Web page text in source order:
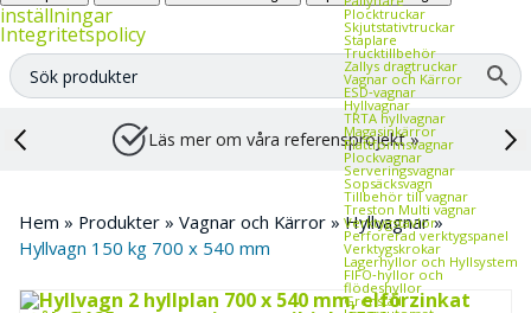
inställningar
Integritetspolicy
Plocktruckar
Skjutstativtruckar
Staplare
Trucktillbehör
Zallys dragtruckar
Vagnar och Kärror
ESD‑vagnar
Hyllvagnar
TRTA hyllvagnar
Magasinkärror
Plattformsvagnar
Plockvagnar
Serveringsvagnar
Sopsäcksvagn
Tillbehör till vagnar
Treston Multi vagnar
Verktygstavlor
Perforerad verktygspanel
Verktygskrokar
Lagerhyllor och Hyllsystem
FIFO‑hyllor och
flödeshyllor
Grenställ
Läs mer om våra referensprojekt »
Hem » Produkter » Vagnar och Kärror »Hyllvagnar»
Hyllvagn 150 kg 700 x 540 mm